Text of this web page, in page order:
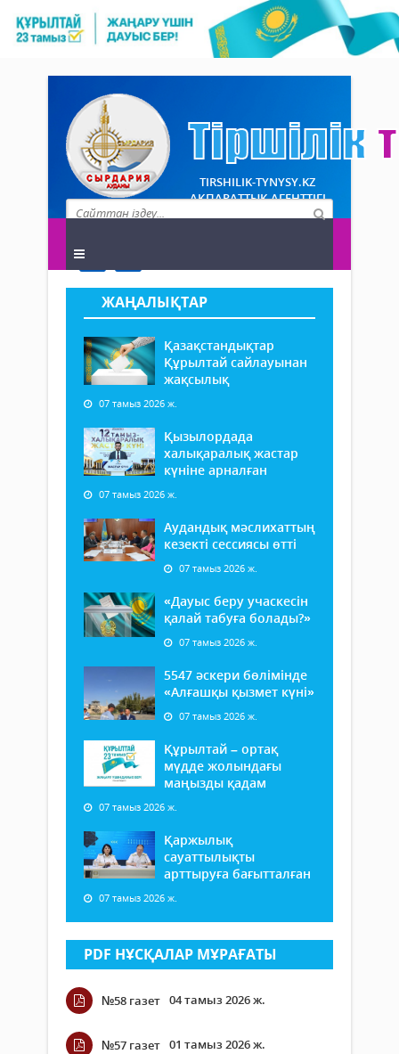
TIRSHILIK-TYNYSY.KZ
АҚПАРАТТЫҚ АГЕНТТІГІ
ЖАҢАЛЫҚТАР
Қазақстандықтар
Құрылтай сайлауынан
жақсылық
07 тамыз 2026 ж.
Қызылордада
халықаралық жастар
күніне арналған
07 тамыз 2026 ж.
Аудандық мәслихаттың
кезекті сессиясы өтті
07 тамыз 2026 ж.
«Дауыс беру учаскесін
қалай табуға болады?»
07 тамыз 2026 ж.
5547 әскери бөлімінде
«Алғашқы қызмет күні»
07 тамыз 2026 ж.
Құрылтай – ортақ
мүдде жолындағы
маңызды қадам
07 тамыз 2026 ж.
Қаржылық
сауаттылықты
арттыруға бағытталған
07 тамыз 2026 ж.
PDF НҰСҚАЛАР МҰРАҒАТЫ
№58 газет 04 тамыз 2026 ж.
№57 газет 01 тамыз 2026 ж.